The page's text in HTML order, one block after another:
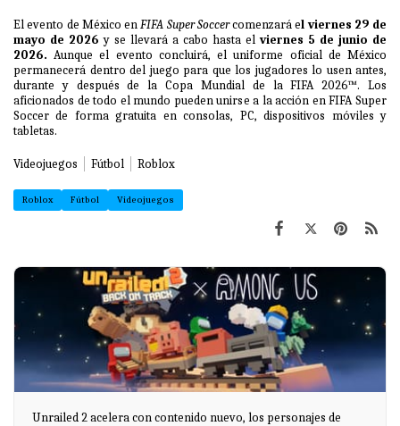
El evento de México enFIFA Super Soccercomenzará el viernes 29 de
mayo de 2026y se llevará a cabo hasta elviernes 5 de junio de
2026. Aunque el evento concluirá, el uniforme oficial de México
permanecerá dentro del juego para que los jugadores lo usen antes,
durante y después de la Copa Mundial de la FIFA 2026™. Los
aficionados de todo el mundo pueden unirse a la acción en FIFA Super
Soccer de forma gratuita en consolas, PC, dispositivos móviles y
tabletas.
Videojuegos Fútbol Roblox
Roblox Fútbol Videojuegos
Unrailed 2 acelera con contenido nuevo, los personajes de